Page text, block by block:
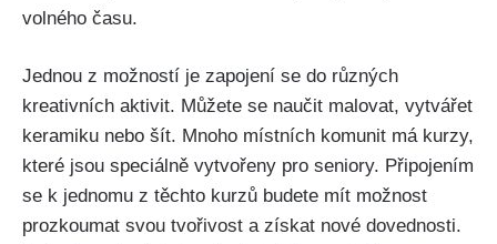
volného času.
Jednou z možností je​ zapojení se do různých
kreativních ‌aktivit. Můžete se naučit malovat, vytvářet
keramiku ⁤nebo šít.‍ Mnoho místních‌ komunit má kurzy,
které jsou speciálně vytvořeny pro seniory. Připojením
se ‌k jednomu z těchto⁣ kurzů budete ​mít možnost
prozkoumat svou tvořivost a získat nové dovednosti.